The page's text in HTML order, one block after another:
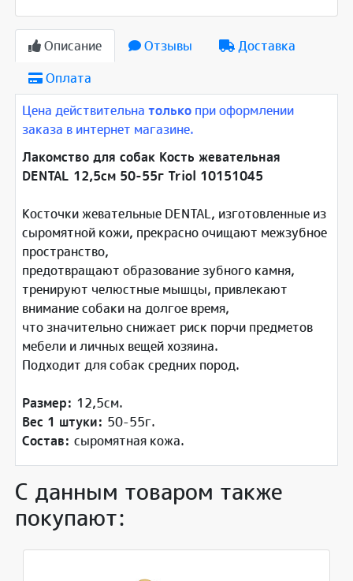
Описание Отзывы
Доставка
Оплата
Цена действительнатолько при оформлении
заказа в интернет магазине.
Лакомство для собак Кость жевательная
DENTAL 12,5см 50-55г Triol 10151045
Косточки жевательные DENTAL, изготовленные из
сыромятной кожи, прекрасно очищают межзубное
пространство,
предотвращают образование зубного камня,
тренируют челюстные мышцы, привлекают
внимание собаки на долгое время,
что значительно снижает риск порчи предметов
мебели и личных вещей хозяина.
Подходит для собак средних пород.
Размер: 12,5см.
Вес 1 штуки: 50-55г.
Состав:сыромятная кожа.
С данным товаром также
покупают: